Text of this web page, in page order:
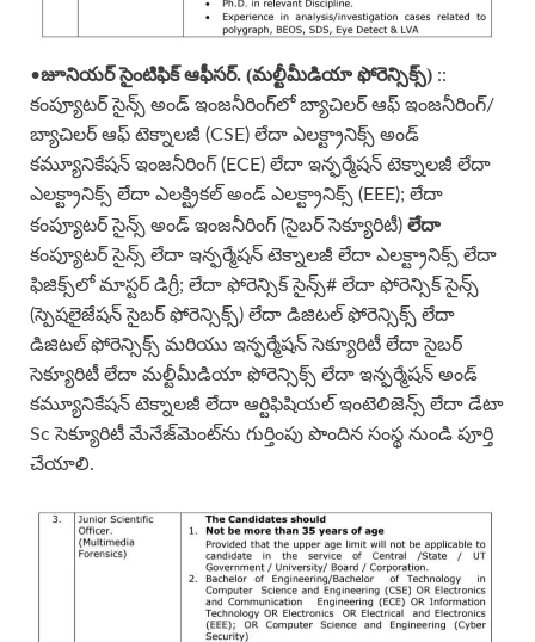
•జూనియర్ సైంటిఫిక్ ఆఫీసర్. (మల్టీమీడియా ఫోరెన్సిక్స్) ::
కంప్యూటర్ సైన్స్ అండ్ ఇంజనీరింగ్‌లో బ్యాచిలర్ ఆఫ్ ఇంజనీరింగ్/
బ్యాచిలర్ ఆఫ్ టెక్నాలజీ (CSE) లేదా ఎలక్ట్రానిక్స్ అండ్
కమ్యూనికేషన్ ఇంజనీరింగ్ (ECE) లేదా ఇన్ఫర్మేషన్ టెక్నాలజీ లేదా
ఎలక్ట్రానిక్స్ లేదా ఎలక్ట్రికల్ అండ్ ఎలక్ట్రానిక్స్ (EEE); లేదా
కంప్యూటర్ సైన్స్ అండ్ ఇంజనీరింగ్ (సైబర్ సెక్యూరిటీ) లేదా
కంప్యూటర్ సైన్స్ లేదా ఇన్ఫర్మేషన్ టెక్నాలజీ లేదా ఎలక్ట్రానిక్స్ లేదా
ఫిజిక్స్‌లో మాస్టర్ డిగ్రీ; లేదా ఫోరెన్సిక్ సైన్స్# లేదా ఫోరెన్సిక్ సైన్స్
(స్పెషలైజేషన్ సైబర్ ఫోరెన్సిక్స్) లేదా డిజిటల్ ఫోరెన్సిక్స్ లేదా
డిజిటల్ ఫోరెన్సిక్స్ మరియు ఇన్ఫర్మేషన్ సెక్యూరిటీ లేదా సైబర్
సెక్యూరిటీ లేదా మల్టీమీడియా ఫోరెన్సిక్స్ లేదా ఇన్ఫర్మేషన్ అండ్
కమ్యూనికేషన్ టెక్నాలజీ లేదా ఆర్టిఫిషియల్ ఇంటెలిజెన్స్ లేదా డేటా
Sc సెక్యూరిటీ మేనేజ్‌మెంట్‌ను గుర్తింపు పొందిన సంస్థ నుండి పూర్తి
చేయాలి.